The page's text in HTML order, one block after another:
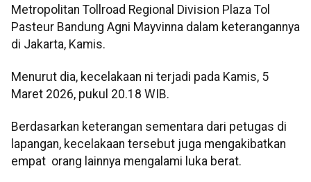
Metropolitan Tollroad Regional Division Plaza Tol
Pasteur Bandung Agni Mayvinna dalam keterangannya
di Jakarta, Kamis.
Menurut dia, kecelakaan ni terjadi pada Kamis, 5
Maret 2026, pukul 20.18 WIB.
Berdasarkan keterangan sementara dari petugas di
lapangan, kecelakaan tersebut juga mengakibatkan
empat orang lainnya mengalami luka berat.